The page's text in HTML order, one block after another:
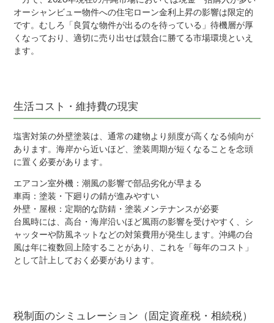
オーシャンビュー物件への住宅ローン金利上昇の影響は限定的
です。むしろ「良質な物件が出るのを待っている」待機層が厚
くなっており、適切に売り出せば競合に勝てる市場環境といえ
ます。
生活コスト・維持費の現実
塩害対策の外壁塗装は、通常の建物より頻度が高くなる傾向が
あります。海岸から近いほど、塗装周期が短くなることを念頭
に置く必要があります。
エアコン室外機：潮風の影響で部品劣化が早まる
車両：塗装・下廻りの錆が進みやすい
外壁・屋根：定期的な防錆・塗装メンテナンスが必要
台風時には、高台・海岸沿いほど風雨の影響を受けやすく、シ
ャッターや防風ネットなどの対策費用が発生します。沖縄の台
風は年に複数回上陸することがあり、これを「毎年のコスト」
として計上しておく必要があります。
税制面のシミュレーション（固定資産税・相続税）